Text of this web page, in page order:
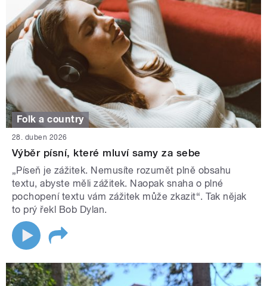
Folk a country
28. duben 2026
Výběr písní, které mluví samy za sebe
„Píseň je zážitek. Nemusíte rozumět plně obsahu
textu, abyste měli zážitek. Naopak snaha o plné
pochopení textu vám zážitek může zkazit“. Tak nějak
to prý řekl Bob Dylan.